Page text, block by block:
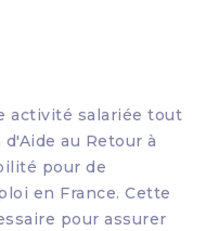
activité salariée tout
au Retour à
pour de
en France. Cette
pour assurer